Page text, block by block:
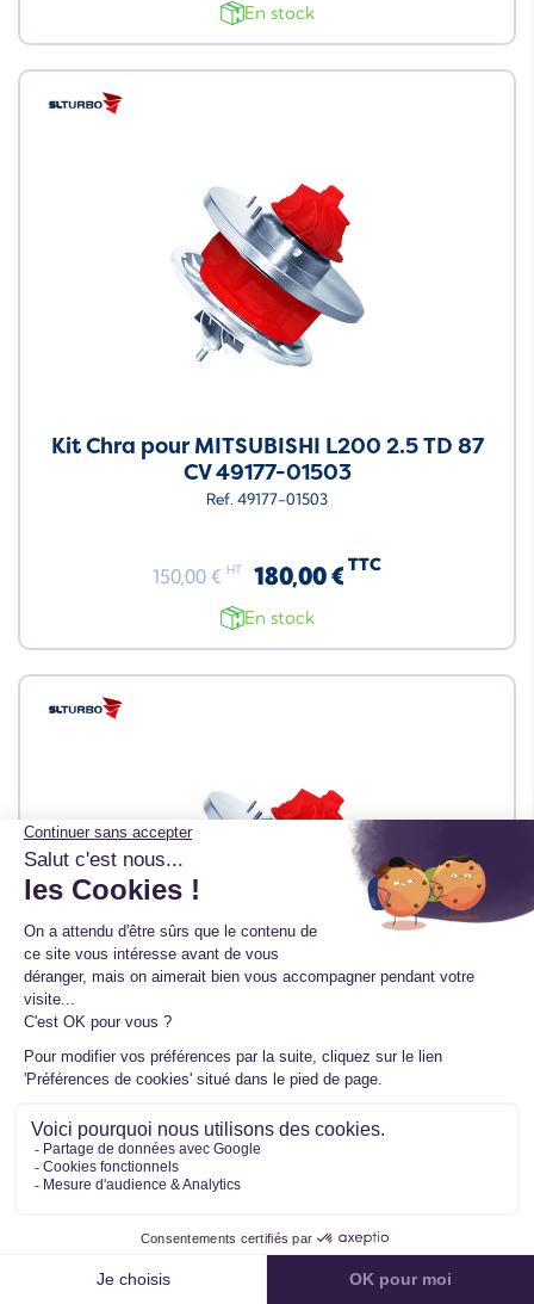
En stock
Kit Chra pour MITSUBISHI L200 2.5 TD 87
CV 49177-01503
Ref. 49177-01503
150,00 € HT 180,00 € TTC
En stock
Kit Chra pour MITSUBISHI L200 2.5 TD 4WD
(K_4T) 87 CV 49177-01501
100,00 €